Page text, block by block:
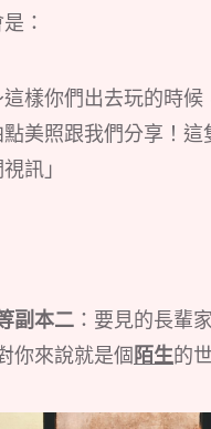
：
這樣你們出去玩的時
美照跟我們分享！這
訊」
副本二 ：要見的長輩
你來說就是個陌生的